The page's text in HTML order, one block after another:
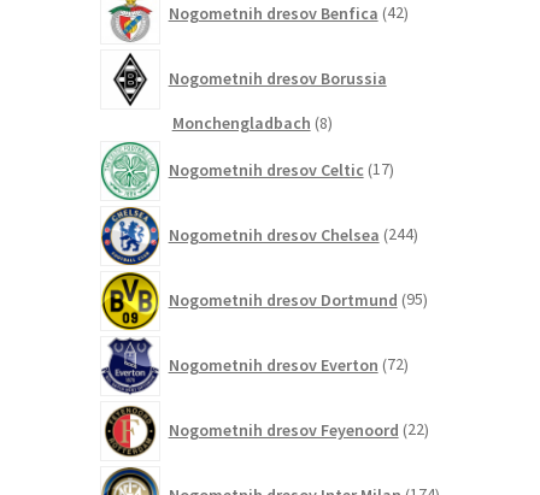
Nogometnih dresov Benfica 42izdelkov
Nogometnih dresov Borussia
Monchengladbach 88
Nogometnih dresov Celtic 17izdelkov
Nogometnih dresov Chelsea 244izdelkov
Nogometnih dresov Dortmund 95izdelkov
Nogometnih dresov Everton 72izdelkov
Nogometnih dresov Feyenoord 22izdelkov